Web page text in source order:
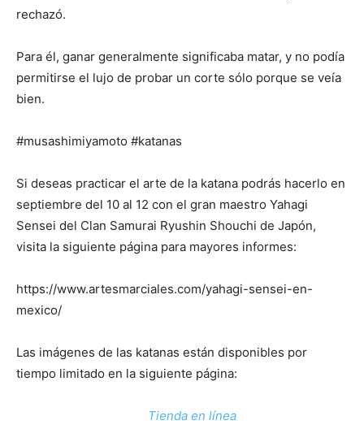
rechazó.
Para él, ganar generalmente significaba matar, y no podía
permitirse el lujo de probar un corte sólo porque se veía
bien.
#musashimiyamoto #katanas
Si deseas practicar el arte de la katana podrás hacerlo en
septiembre del 10 al 12 con el gran maestro Yahagi
Sensei del Clan Samurai Ryushin Shouchi de Japón,
visita la siguiente página para mayores informes:
https://www.artesmarciales.com/yahagi-sensei-en-
mexico/
Las imágenes de las katanas están disponibles por
tiempo limitado en la siguiente página:
Tienda en línea